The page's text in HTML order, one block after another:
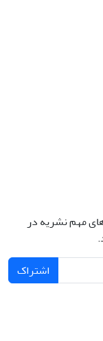
مهم نشریه در
اشتراک